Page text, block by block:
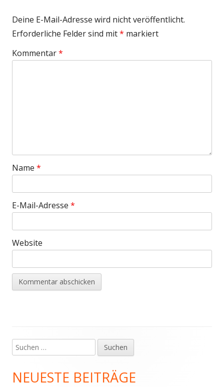
Deine E-Mail-Adresse wird nicht veröffentlicht.
Erforderliche Felder sind mit* markiert
Kommentar*
Name *
E-Mail-Adresse *
Website
Haupt-
Seitenleiste
Suchen
nach:
NEUESTE BEITRÄGE